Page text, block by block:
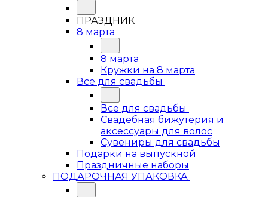
ПРАЗДНИК
8 марта
8 марта
Кружки на 8 марта
Все для свадьбы
Все для свадьбы
Свадебная бижутерия и
аксессуары для волос
Сувениры для свадьбы
Подарки на выпускной
Праздничные наборы
ПОДАРОЧНАЯ УПАКОВКА